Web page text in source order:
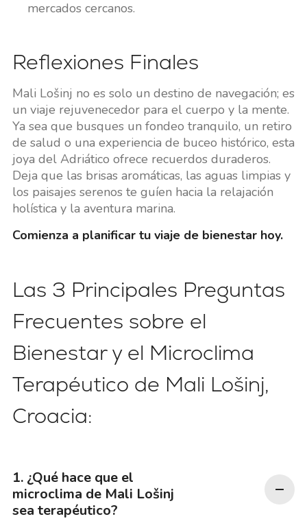
mercados cercanos.
Reflexiones Finales
Mali Lošinj no es solo un destino de navegación; es
un viaje rejuvenecedor para el cuerpo y la mente.
Ya sea que busques un fondeo tranquilo, un retiro
de salud o una experiencia de buceo histórico, esta
joya del Adriático ofrece recuerdos duraderos.
Deja que las brisas aromáticas, las aguas limpias y
los paisajes serenos te guíen hacia la relajación
holística y la aventura marina.
Comienza a planificar tu viaje de bienestar hoy.
Las 3 Principales Preguntas
Frecuentes sobre el
Bienestar y el Microclima
Terapéutico de Mali Lošinj,
Croacia:
1. ¿Qué hace que el
microclima de Mali Lošinj
sea terapéutico?